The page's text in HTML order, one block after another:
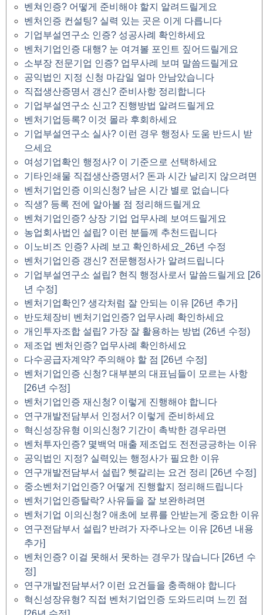
벤쳐인증? 어떻게 준비해야 할지 알려드릴게요
벤처인증 컨설팅? 실력 있는 곳은 이게 다릅니다
기업부설연구소 인증? 성공사례 확인하세요
벤처기업인증 대행? 눈 여겨볼 포인트 짚어드릴게요
소부장 전문기업 인증? 업무사례 보며 말씀드릴게요
공익법인 지정 신청 마감일 얼마 안남았습니다
직접생산증명서 갱신? 준비사항 정리합니다
기업부설연구소 신고? 진행방법 알려드릴게요
벤처기업등록? 이것 몰라 후회하세요
기업부설연구소 실사? 이런 경우 행정사 도움 반드시 받
으세요
여성기업확인 행정사? 이 기준으로 선택하세요
기타인쇄물 직접생산증명서? 돈과 시간 날리지 않으려면
벤처기업인증 이의신청? 남은 시간 별로 없습니다
직생? 등록 전에 알아볼 점 정리해드릴게요
벤쳐기업인증? 상장 기업 업무사례 보여드릴게요
농업회사법인 설립? 이런 분들께 추천드립니다
이노비즈 인증? 사례 보고 확인하세요_26년 수정
벤처기업인증 갱신? 전문행정사가 알려드립니다
기업부설연구소 설립? 현직 행정사로서 말씀드릴게요 [26
년 수정]
벤처기업확인? 생각처럼 잘 안되는 이유 [26년 추가]
반도체장비 벤처기업인증? 업무사례 확인하세요
개인투자조합 설립? 가장 잘 활용하는 방법 (26년 수정)
제조업 벤처인증? 업무사례 확인하세요
다수공급자계약? 주의해야 할 점 [26년 수정]
벤처기업인증 신청? 대부분의 대표님들이 모르는 사항
[26년 수정]
벤처기업인증 재신청? 이렇게 진행해야 합니다
연구개발전담부서 인정서? 이렇게 준비하세요
혁신성장유형 이의신청? 기간이 촉박한 경우라면
벤처투자인증? 몇백억 매출 제조업도 전전긍긍하는 이유
공익법인 지정? 실력있는 행정사가 필요한 이유
연구개발전담부서 설립? 헷갈리는 요건 정리 [26년 수정]
중소벤처기업인증? 어떻게 진행할지 정리해드립니다
벤처기업인증탈락? 사유들을 잘 보완하려면
벤처기업 이의신청? 애초에 보류를 안받는게 중요한 이유
연구전담부서 설립? 반려가 자주나오는 이유 [26년 내용
추가]
벤처인증? 이걸 못해서 못하는 경우가 많습니다 [26년 수
정]
연구개발전담부서? 이런 요건들을 충족해야 합니다
혁신성장유형? 직접 벤처기업인증 도와드리며 느낀 점